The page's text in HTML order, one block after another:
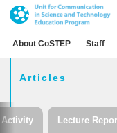
About CoSTEP Staff
Articles
Activity Lecture